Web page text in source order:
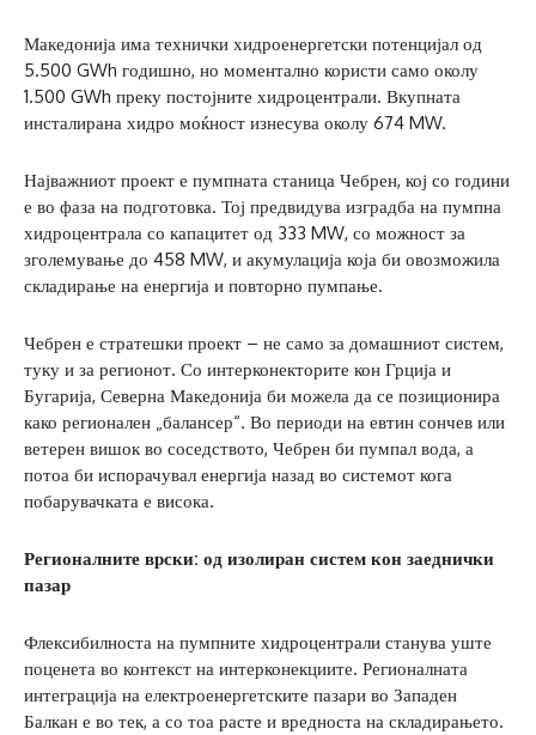
Македонија има технички хидроенергетски потенцијал од
5.500 GWh годишно, но моментално користи само околу
1.500 GWh преку постојните хидроцентрали. Вкупната
инсталирана хидро моќност изнесува околу 674 MW.
Најважниот проект е пумпната станица Чебрен, кој со години
е во фаза на подготовка. Тој предвидува изградба на пумпна
хидроцентрала со капацитет од 333 MW, со можност за
зголемување до 458 MW, и акумулација која би овозможила
складирање на енергија и повторно пумпање.
Чебрен е стратешки проект – не само за домашниот систем,
туку и за регионот. Со интерконекторите кон Грција и
Бугарија, Северна Македонија би можела да се позиционира
како регионален „балансер“. Во периоди на евтин сончев или
ветерен вишок во соседството, Чебрен би пумпал вода, а
потоа би испорачувал енергија назад во системот кога
побарувачката е висока.
Регионалните врски: од изолиран систем кон заеднички
пазар
Флексибилноста на пумпните хидроцентрали станува уште
поценета во контекст на интерконекциите. Регионалната
интеграција на електроенергетските пазари во Западен
Балкан е во тек, а со тоа расте и вредноста на складирањето.